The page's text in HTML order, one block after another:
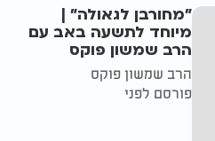
"מחורבן לגאולה" |
מיוחד לתשעה באב עם
הרב שמשון פוקס
הרב שמשון פוקס
פורסם לפני